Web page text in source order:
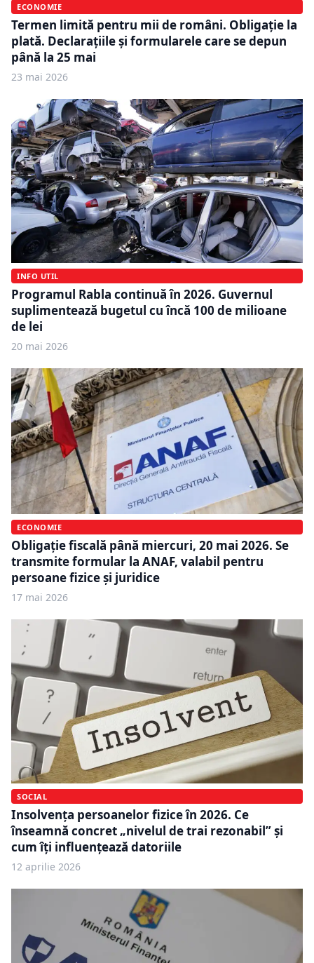
ECONOMIE
Termen limită pentru mii de români. Obligație la
plată. Declarațiile și formularele care se depun
până la 25 mai
23 mai 2026
INFO UTIL
Programul Rabla continuă în 2026. Guvernul
suplimentează bugetul cu încă 100 de milioane
de lei
20 mai 2026
ECONOMIE
Obligație fiscală până miercuri, 20 mai 2026. Se
transmite formular la ANAF, valabil pentru
persoane fizice și juridice
17 mai 2026
SOCIAL
Insolvența persoanelor fizice în 2026. Ce
înseamnă concret „nivelul de trai rezonabil” și
cum îți influențează datoriile
12 aprilie 2026